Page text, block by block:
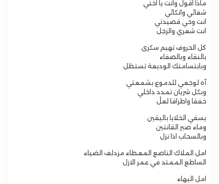
ماذا اقول وانت يا اختي
شفائي واتكائي
انت وحي قصيدتي
انت شعري والزجل
كل الحروف تهيم سكرى
بالنقاء وبالصفاء
وبابتسامتك الوديعة تستظل
آه لوجعي للدموع بشمعتي
وبكل شريان تمدد داخلي
خفقا واطراقا لعلْ
يسقي الخلايا باليقين
وماء صبر القانتين
وبالسحاب اذا نزل
امل الملاك الناصع المعطاء مزدلف الضياء
الساطع الممتد في عمر الازل
امل البهاء